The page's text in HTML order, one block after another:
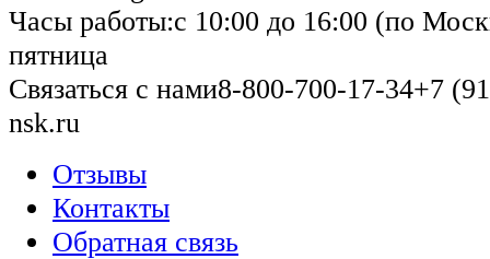
Часы работы:с 10:00 до 16:00 (по
пятница
Связаться с нами8-800-700-17-34+7
nsk.ru
Отзывы
Контакты
Обратная связь